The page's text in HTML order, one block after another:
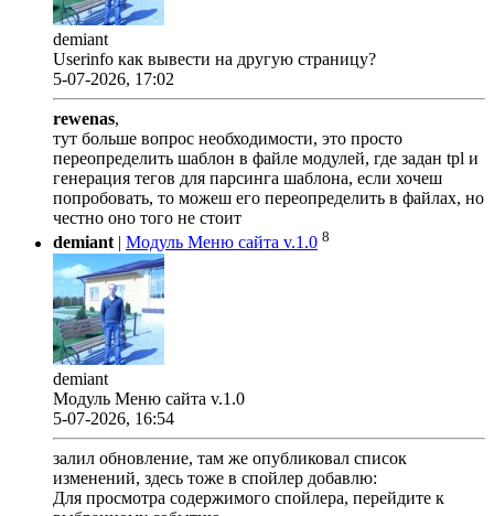
demiant
Userinfo как вывести на другую страницу?
5-07-2026, 17:02
rewenas,
тут больше вопрос необходимости, это просто
переопределить шаблон в файле модулей, где задан tpl и
генерация тегов для парсинга шаблона, если хочеш
попробовать, то можеш его переопределить в файлах, но
честно оно того не стоит
demiant| Модуль Меню сайта v.1.0 8
demiant
Модуль Меню сайта v.1.0
5-07-2026, 16:54
залил обновление, там же опубликовал список
изменений, здесь тоже в спойлер добавлю:
Для просмотра содержимого спойлера, перейдите к